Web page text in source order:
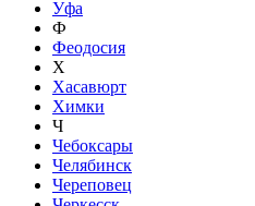
Уфа
Ф
Феодосия
Х
Хасавюрт
Химки
Ч
Чебоксары
Челябинск
Череповец